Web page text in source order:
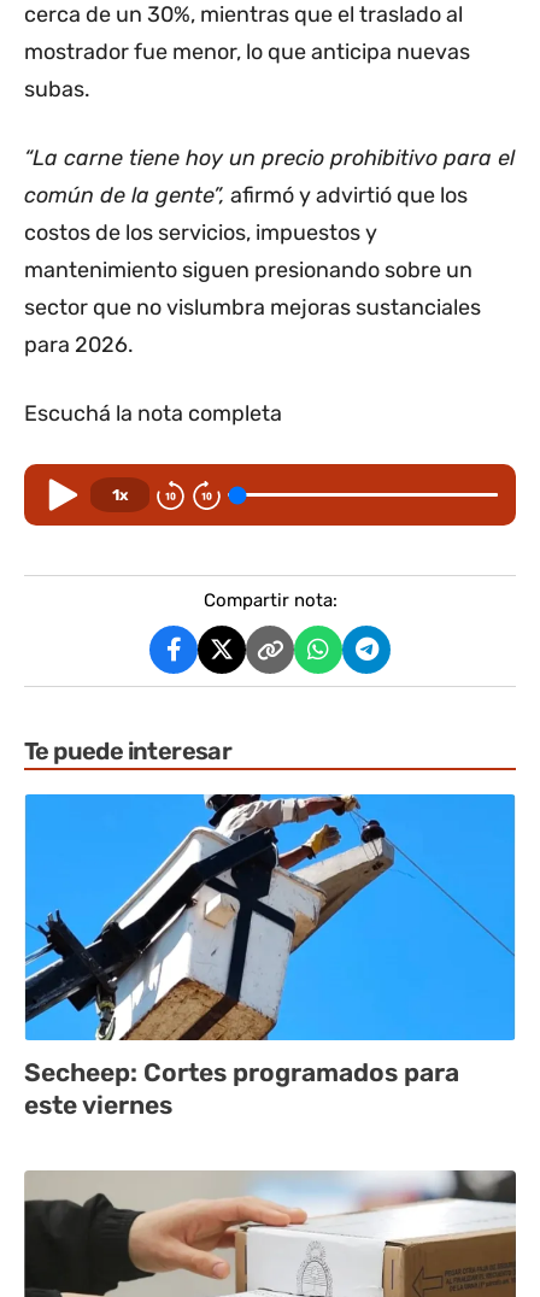
cerca de un 30%, mientras que el traslado al
mostrador fue menor, lo que anticipa nuevas
subas.
“La carne tiene hoy un precio prohibitivo para el
común de la gente”, afirmó y advirtió que los
costos de los servicios, impuestos y
mantenimiento siguen presionando sobre un
sector que no vislumbra mejoras sustanciales
para 2026.
Escuchá la nota completa
1x
Compartir nota:
Te puede interesar
Secheep: Cortes programados para
este viernes